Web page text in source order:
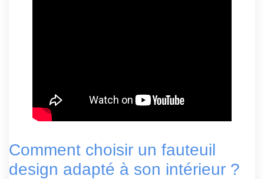
Comment choisir un fauteuil
design adapté à son intérieur ?